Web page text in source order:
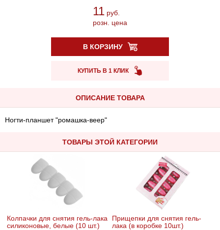
11 руб.
розн. цена
В КОРЗИНУ
КУПИТЬ В 1 КЛИК
ОПИСАНИЕ ТОВАРА
Ногти-планшет "ромашка-веер"
ТОВАРЫ ЭТОЙ КАТЕГОРИИ
Колпачки для снятия гель-лака
силиконовые, белые (10 шт.)
Прищепки для снятия гель-
лака (в коробке 10шт.)